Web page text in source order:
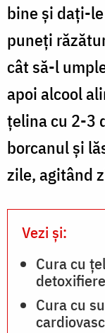
bine și dați-
puneți
cât să-l
apoi alcool
țelina cu 2-3
borcanul și
zile, agitând
Vezi și:
Cura cu
Cura cu